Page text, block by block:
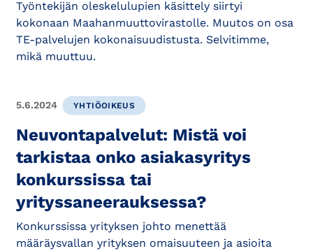
Työntekijän oleskelulupien käsittely siirtyi
kokonaan Maahanmuuttovirastolle. Muutos on osa
TE-palvelujen kokonaisuudistusta. Selvitimme,
mikä muuttuu.
5.6.2024 YHTIÖOIKEUS
Neuvontapalvelut: Mistä voi
tarkistaa onko asiakasyritys
konkurssissa tai
yrityssaneerauksessa?
Konkurssissa yrityksen johto menettää
määräysvallan yrityksen omaisuuteen ja asioita